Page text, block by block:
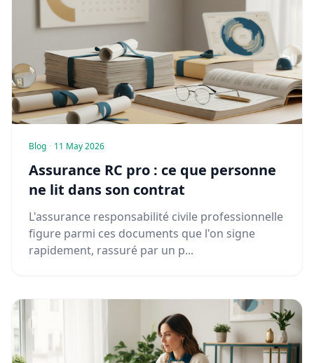
Blog · 11 May 2026
Assurance RC pro : ce que personne
ne lit dans son contrat
L'assurance responsabilité civile professionnelle
figure parmi ces documents que l'on signe
rapidement, rassuré par un p...